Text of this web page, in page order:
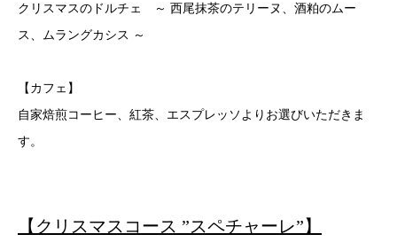
クリスマスのドルチェ ～ 西尾抹茶のテリーヌ、酒粕のムー
ス、ムラングカシス ～
【カフェ】
自家焙煎コーヒー、紅茶、エスプレッソよりお選びいただきま
す。
【クリスマスコース ”スペチャーレ”】